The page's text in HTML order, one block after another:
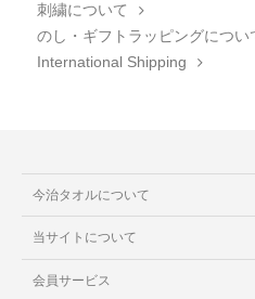
刺繍について
のし・ギフトラッピングについ
International Shipping
今治タオルについて
当サイトについて
会員サービス